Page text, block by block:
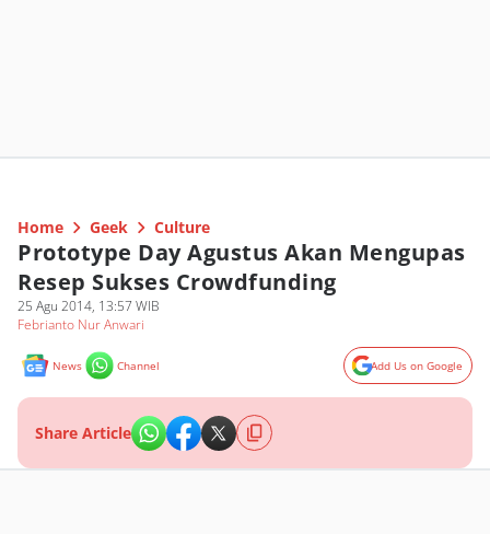
Home Geek Culture
Prototype Day Agustus Akan Mengupas
Resep Sukses Crowdfunding
25 Agu 2014, 13:57 WIB
Febrianto Nur Anwari
News Channel Add Us on Google
Share Article